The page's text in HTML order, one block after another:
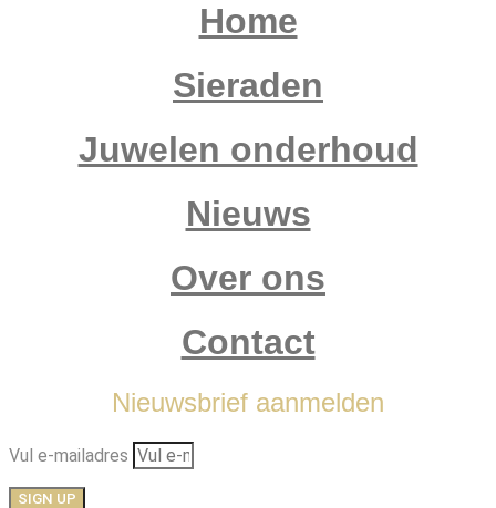
Home
Sieraden
Juwelen onderhoud
Nieuws
Over ons
Contact
Nieuwsbrief aanmelden
Vul e-mailadres
SIGN UP